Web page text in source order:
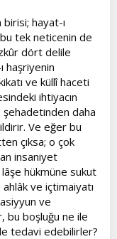
hayat-ı
tek neticenin de
dört delile
haşriyenin
ve küllî haceti
ihtiyacın
şehadetinden daha
Ve eğer bu
çıksa; o çok
insaniyet
hükmüne sukut
ve içtimaiyatı
ve
bu boşluğu ne ile
tedavi edebilirler?